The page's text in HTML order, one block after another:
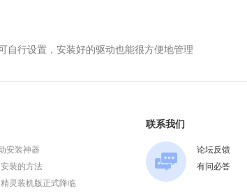
自行设置，安装好的驱动也能很方便地管理
安装神器
装的方法
灵装机版正式降临
联系我们
论坛反馈
有问必答